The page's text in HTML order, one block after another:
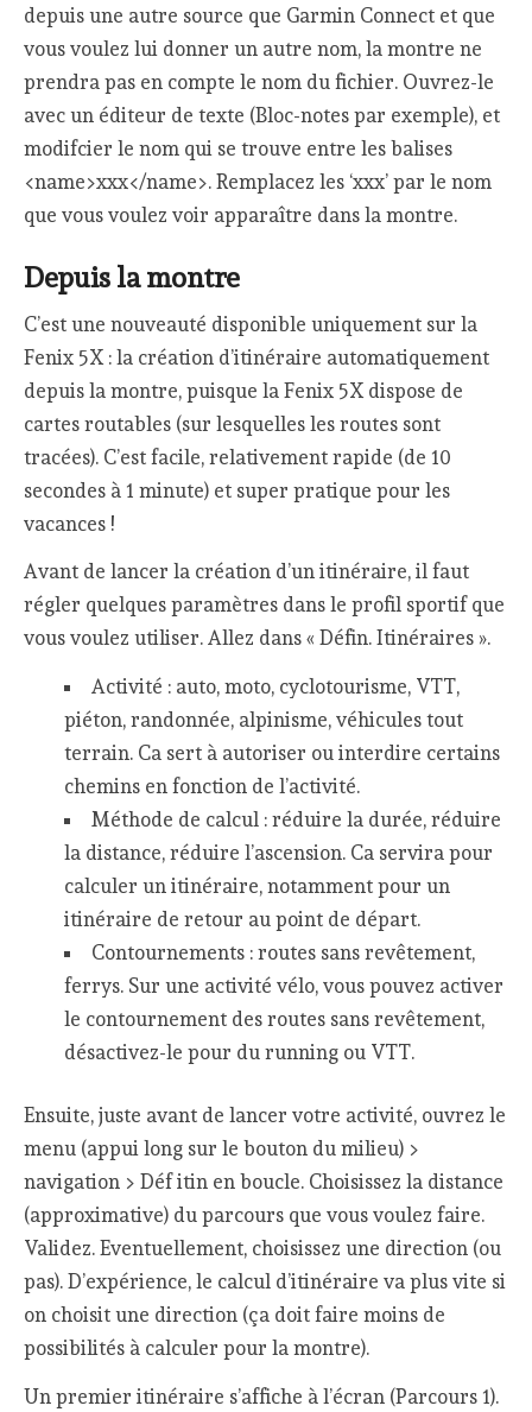
depuis une autre source que Garmin Connect et que
vous voulez lui donner un autre nom, la montre ne
prendra pas en compte le nom du fichier. Ouvrez-le
avec un éditeur de texte (Bloc-notes par exemple), et
modifcier le nom qui se trouve entre les balises
<name>xxx</name>. Remplacez les ‘xxx’ par le nom
que vous voulez voir apparaître dans la montre.
Depuis la montre
C’est une nouveauté disponible uniquement sur la
Fenix 5X : la création d’itinéraire automatiquement
depuis la montre, puisque la Fenix 5X dispose de
cartes routables (sur lesquelles les routes sont
tracées). C’est facile, relativement rapide (de 10
secondes à 1 minute) et super pratique pour les
vacances !
Avant de lancer la création d’un itinéraire, il faut
régler quelques paramètres dans le profil sportif que
vous voulez utiliser. Allez dans « Défin. Itinéraires ».
Activité : auto, moto, cyclotourisme, VTT,
piéton, randonnée, alpinisme, véhicules tout
terrain. Ca sert à autoriser ou interdire certains
chemins en fonction de l’activité.
Méthode de calcul : réduire la durée, réduire
la distance, réduire l’ascension. Ca servira pour
calculer un itinéraire, notamment pour un
itinéraire de retour au point de départ.
Contournements : routes sans revêtement,
ferrys. Sur une activité vélo, vous pouvez activer
le contournement des routes sans revêtement,
désactivez-le pour du running ou VTT.
Ensuite, juste avant de lancer votre activité, ouvrez le
menu (appui long sur le bouton du milieu) >
navigation > Déf itin en boucle. Choisissez la distance
(approximative) du parcours que vous voulez faire.
Validez. Eventuellement, choisissez une direction (ou
pas). D’expérience, le calcul d’itinéraire va plus vite si
on choisit une direction (ça doit faire moins de
possibilités à calculer pour la montre).
Un premier itinéraire s’affiche à l’écran (Parcours 1).